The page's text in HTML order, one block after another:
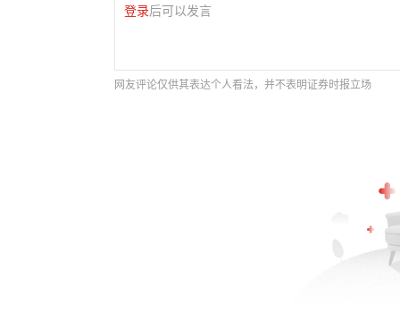
登录后可以发言
网友评论仅供其表达个人看法，并不表明证券时报立场